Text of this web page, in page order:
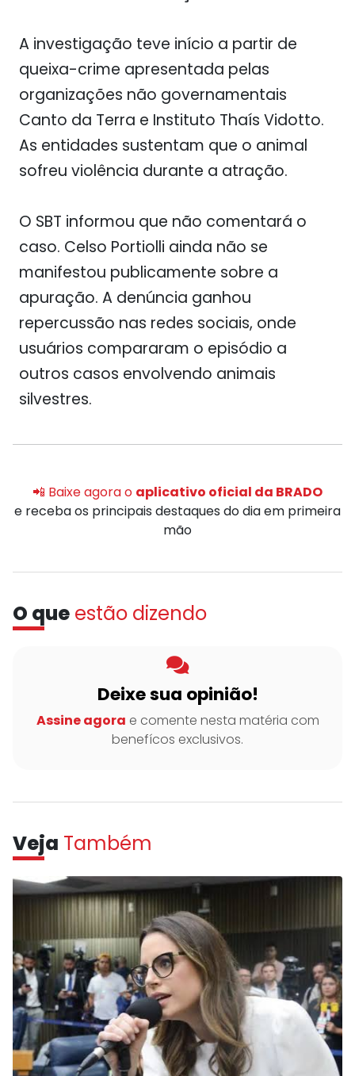
A investigação teve início a partir de
queixa-crime apresentada pelas
organizações não governamentais
Canto da Terra e Instituto Thaís Vidotto.
As entidades sustentam que o animal
sofreu violência durante a atração.
O SBT informou que não comentará o
caso. Celso Portiolli ainda não se
manifestou publicamente sobre a
apuração. A denúncia ganhou
repercussão nas redes sociais, onde
usuários compararam o episódio a
outros casos envolvendo animais
silvestres.
📲 Baixe agora o aplicativo oficial da BRADO
e receba os principais destaques do dia em primeira
mão
O que estão dizendo
Deixe sua opinião!
Assine agora e comente nesta matéria com
benefícos exclusivos.
Veja Também